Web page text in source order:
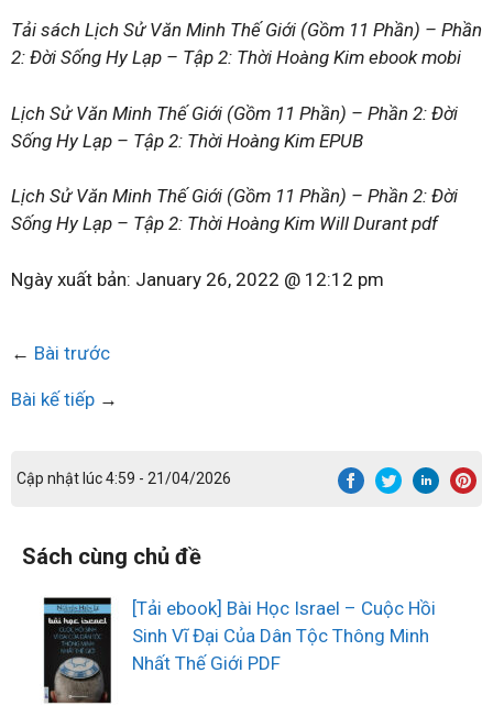
Tải sách Lịch Sử Văn Minh Thế Giới (Gồm 11 Phần) – Phần
2: Đời Sống Hy Lạp – Tập 2: Thời Hoàng Kim ebook mobi
Lịch Sử Văn Minh Thế Giới (Gồm 11 Phần) – Phần 2: Đời
Sống Hy Lạp – Tập 2: Thời Hoàng Kim EPUB
Lịch Sử Văn Minh Thế Giới (Gồm 11 Phần) – Phần 2: Đời
Sống Hy Lạp – Tập 2: Thời Hoàng Kim Will Durant pdf
Ngày xuất bản: January 26, 2022 @ 12:12 pm
← Bài trước
Bài kế tiếp →
Cập nhật lúc 4:59 - 21/04/2026
Sách cùng chủ đề
[Tải ebook] Bài Học Israel – Cuộc Hồi
Sinh Vĩ Đại Của Dân Tộc Thông Minh
Nhất Thế Giới PDF